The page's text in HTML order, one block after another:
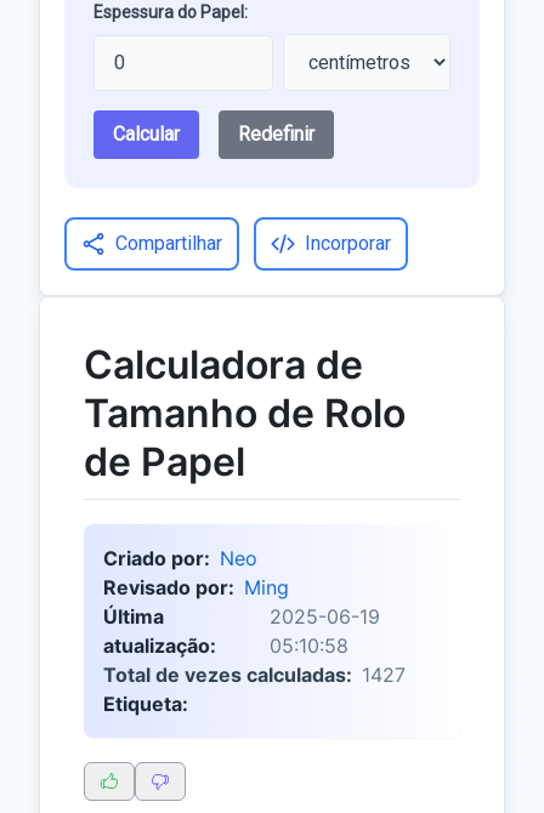
Espessura do Papel:
Calcular Redefinir
Compartilhar Incorporar
Calculadora de
Tamanho de Rolo
de Papel
Criado por: Neo
Revisado por: Ming
Última
atualização:
2025-06-19
05:10:58
Total de vezes calculadas: 1427
Etiqueta: